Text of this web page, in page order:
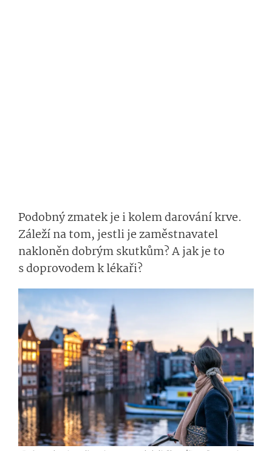
Podobný zmatek je i kolemdarování krve.
Záleží na tom, jestli je zaměstnavatel
nakloněn dobrým skutkům? A jak je to
s doprovodem k lékaři?